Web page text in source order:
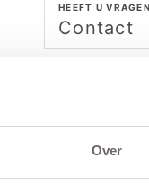
Over
HEEFT U
Contact